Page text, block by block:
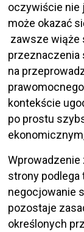
oczywiście nie
może okazać
zawsze wiąże
przeznaczenia
na
kontekście
po prostu
strony podlega
negocjowanie
pozostaje
określonych